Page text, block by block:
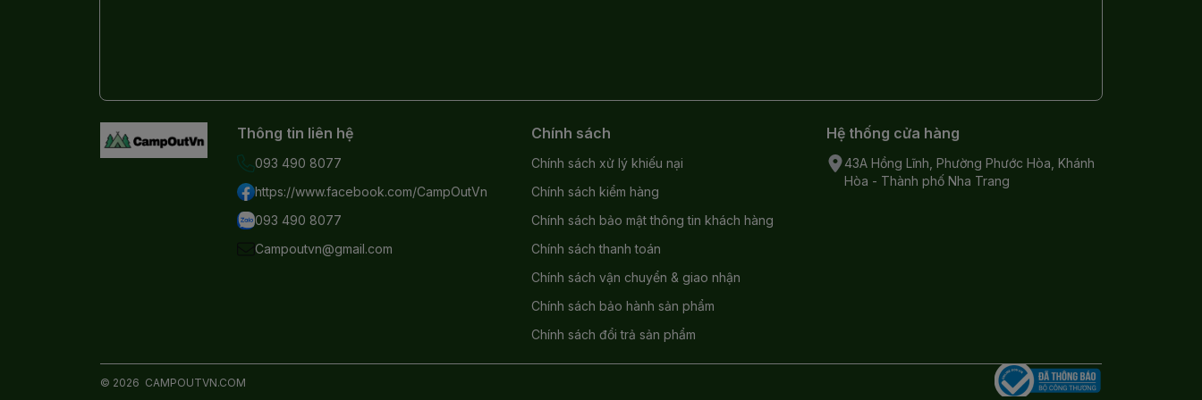
Thông tin liên hệ
093 490 8077
https://www.facebook.com/CampOutVn
093 490 8077
Campoutvn@gmail.com
Chính sách
Chính sách xử lý khiếu nại
Chính sách kiểm hàng
Chính sách bảo mật thông tin khách hàng
Chính sách thanh toán
Chính sách vận chuyển & giao nhận
Chính sách bảo hành sản phẩm
Chính sách đổi trả sản phẩm
Hệ thống cửa hàng
43A Hồng Lĩnh, Phường Phước Hòa, Khánh
Hòa - Thành phố Nha Trang
© 2026 CAMPOUTVN.COM